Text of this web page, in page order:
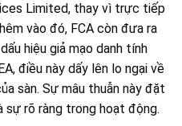
Limited, thay vì trực tiếp
vào đó, FCA còn đưa ra
hiệu giả mạo danh tính
điều này dấy lên lo ngại về
sàn. Sự mâu thuẫn này đặt
sự rõ ràng trong hoạt động.